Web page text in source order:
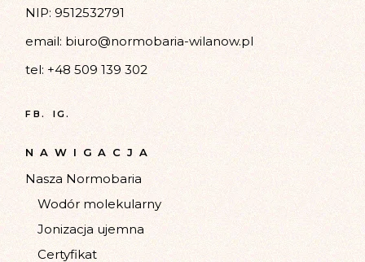
NIP: 9512532791
email: biuro@normobaria-wilanow.pl
tel: +48 509 139 302
FB. IG.
NAWIGACJA
Nasza Normobaria
Wodór molekularny
Jonizacja ujemna
Certyfikat